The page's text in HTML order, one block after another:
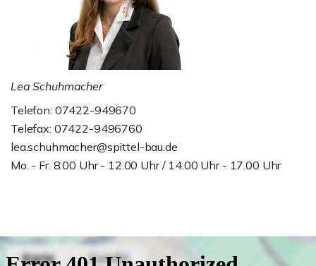
Lea Schuhmacher
Telefon: 07422-949670
Telefax: 07422-9496760
lea.schuhmacher@spittel-bau.de
Mo. - Fr. 8.00 Uhr - 12.00 Uhr / 14.00 Uhr - 17.00 Uhr